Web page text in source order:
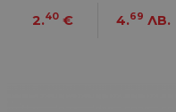
2.40 € 4.69 ЛВ.